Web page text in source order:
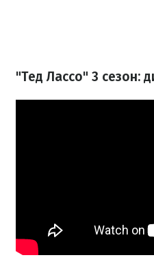
"Тед Лассо" 3 сезон: